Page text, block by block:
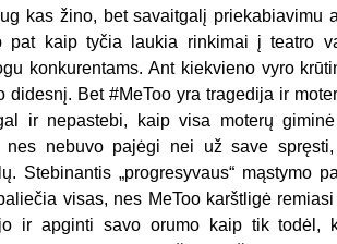
kas žino, bet savaitgalį priekabiavimu
pat kaip tyčia laukia rinkimai į teatro
konkurentams. Ant kiekvieno vyro
didesnį. Bet #MeToo yra tragedija ir
ir nepastebi, kaip visa moterų
nes nebuvo pajėgi nei už save
Stebinantis „progresyvaus“ mąstymo
visas, nes MeToo karštligė
ir apginti savo orumo kaip tik